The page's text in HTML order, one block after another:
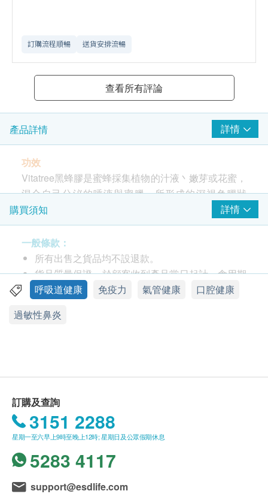
訂購流程順暢 送貨安排流暢
查看所有評論
產品詳情 詳情
功效
Vitatree黑蜂膠是蜜蜂採集植物的汁液丶嫩芽或花蜜，
混合自己分泌的唾液與蜜臘，所形成的深褐色膠狀
物，用來修補蜂巢，防止細菌或病毒入侵蜂巢。
Vitatree黑蜂膠2000 由2000mg天然蜂膠濃縮成
400mg的蜂膠膠囊，濃度極高
服用方法
成人每日2次，每次1粒;
小童每日1粒; 餐後食用
購買須知 詳情
一般條款：
所有出售之貨品均不設退款。
貨品質量保證，於顧客收到產品當日起計，食用期
應最少有9個月或以上。
如有任何爭議，昌盛國際食品有限公司 及 健康網
HK$300，即可享本地免費送貨服務。賬單總額未
滿HK$300需附加HK$50運費。
我們將於確定訂單後3-5個工作天內安排發貨。
不排除運送時間會因節日而有所影響。當八號烈風
訊號懸掛或黑色暴雨警告生效時，送貨服務時間將
所有訂單須視乎相關貨品的供應情況再作最後確
呼吸道健康 免疫力 氣管健康
口腔健康
過敏性鼻炎
訂購及查詢
3151 2288
星期一至六早上9時至晚上12時; 星期日及公眾假期休息
5283 4117
support@esdlife.com